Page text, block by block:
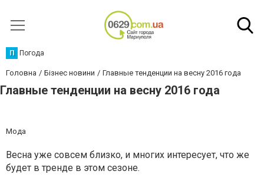
П Погода
Головна Бізнес новини Главные тенденции на весну 2016 года
Главные тенденции на весну 2016 года
Мода
Весна уже совсем близко, и многих интересует, что же
будет в тренде в этом сезоне.